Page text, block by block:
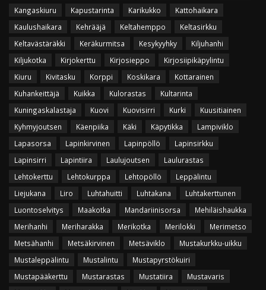
Kangaskiuru
Kapustarinta Karikukko
Kattohaikara
Kaulushaikara
Kehrääjä Keltahemppo
Keltasirkku
Keltavästäräkki
Keräkurmitsa Kesykyyhky
Kiljuhanhi
Kiljukotka
Kirjokerttu Kirjosieppo
Kirjosiipikäpylintu
Kiuru
Kivitasku Korppi Koskikara
Kottarainen
Kuhankeittäjä
Kuikka Kulorastas
Kultarinta
Kuningaskalastaja
Kuovi Kuovisirri Kurki
Kuusitiainen
Kyhmyjoutsen
Käenpiika Käki Käpytikka
Lampiviklo
Lapasorsa
Lapinkirvinen Lapinpöllö
Lapinsirkku
Lapinsirri
Lapintiira Laulujoutsen
Laulurastas
Lehtokerttu
Lehtokurppa Lehtopöllö
Leppälintu
Liejukana
Liro Luhtahuitti Luhtakana
Luhtakerttunen
Luontoselvitys
Maakotka Mandariinisorsa
Mehiläishaukka
Merihanhi
Meriharakka Merikotka Merilokki
Merimetso
Metsähanhi
Metsäkirvinen Metsäviklo
Mustakurkku-uikku
Mustaleppälintu
Mustalintu
Mustapyrstökuiri
Mustapääkerttu
Mustarastas Mustatiira
Mustavaris